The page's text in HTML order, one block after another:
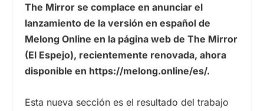
The Mirror se complace en anunciar el
lanzamiento de la versión en español de
Melong Online en la página web de The Mirror
(El Espejo), recientemente renovada, ahora
disponible en https://melong.online/es/.
Esta nueva sección es el resultado del trabajo